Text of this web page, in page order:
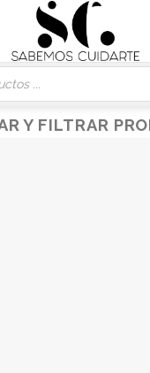
Y FILTRAR